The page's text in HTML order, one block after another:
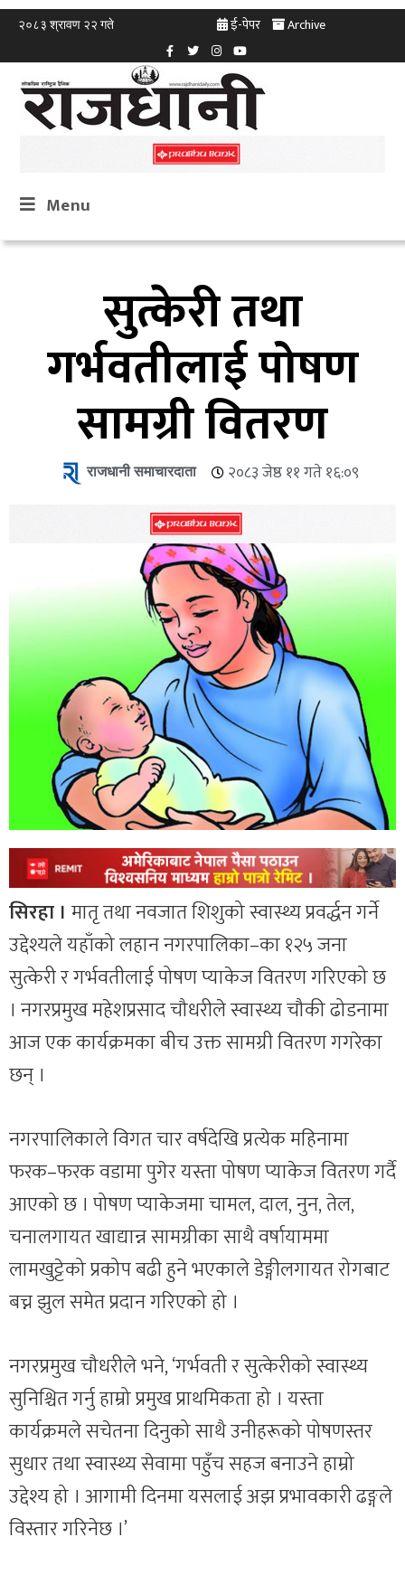
२०८३ श्रावण २२ गते ई-पेपर Archive
Menu
सुत्केरी तथा
गर्भवतीलाई पोषण
सामग्री वितरण
राजधानी समाचारदाता २०८३ जेष्ठ ११ गते १६:०९
सिरहा । मातृ तथा नवजात शिशुको स्वास्थ्य प्रवर्द्धन गर्ने
उद्देश्यले यहाँको लहान नगरपालिका–का १२५ जना
सुत्केरी र गर्भवतीलाई पोषण प्याकेज वितरण गरिएको छ
। नगरप्रमुख महेशप्रसाद चौधरीले स्वास्थ्य चौकी ढोडनामा
आज एक कार्यक्रमका बीच उक्त सामग्री वितरण गगरेका
छन् ।
नगरपालिकाले विगत चार वर्षदेखि प्रत्येक महिनामा
फरक–फरक वडामा पुगेर यस्ता पोषण प्याकेज वितरण गर्दै
आएको छ । पोषण प्याकेजमा चामल, दाल, नुन, तेल,
चनालगायत खाद्यान्न सामग्रीका साथै वर्षायाममा
लामखुट्टेको प्रकोप बढी हुने भएकाले डेङ्गीलगायत रोगबाट
बच्न झुल समेत प्रदान गरिएको हो ।
नगरप्रमुख चौधरीले भने, ‘गर्भवती र सुत्केरीको स्वास्थ्य
सुनिश्चित गर्नु हाम्रो प्रमुख प्राथमिकता हो । यस्ता
कार्यक्रमले सचेतना दिनुको साथै उनीहरूको पोषणस्तर
सुधार तथा स्वास्थ्य सेवामा पहुँच सहज बनाउने हाम्रो
उद्देश्य हो । आगामी दिनमा यसलाई अझ प्रभावकारी ढङ्गले
विस्तार गरिनेछ ।’